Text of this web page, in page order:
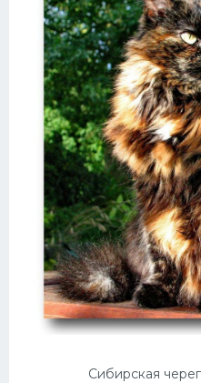
Сибирская